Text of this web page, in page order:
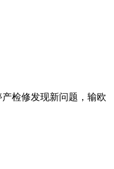
检修发现新问题，输欧